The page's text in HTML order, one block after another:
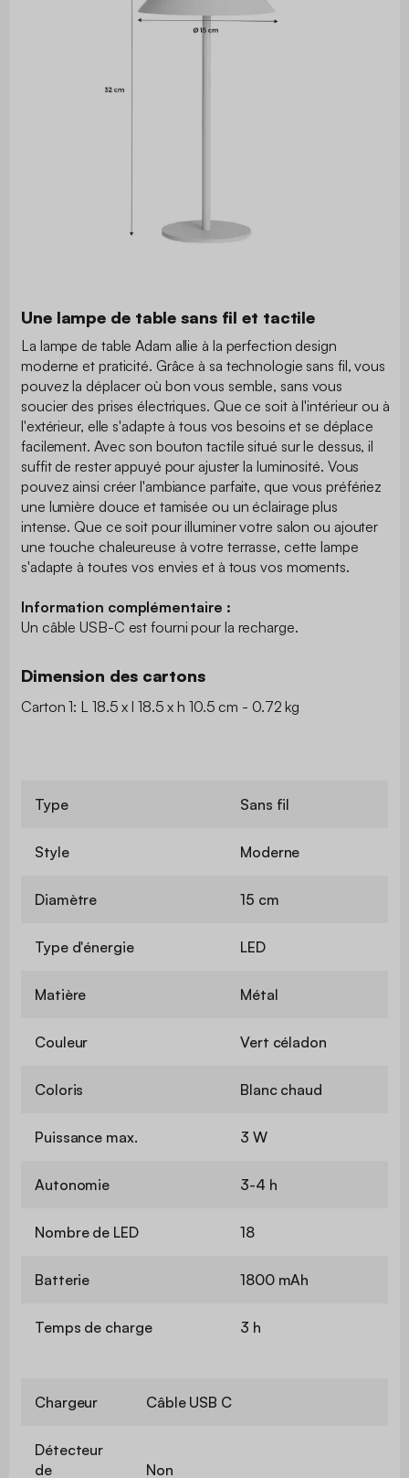
Une lampe de table sans fil et tactile
La lampe de table Adam allie à la perfection design
moderne et praticité. Grâce à sa technologie sans fil, vous
pouvez la déplacer où bon vous semble, sans vous
soucier des prises électriques. Que ce soit à l'intérieur ou à
l'extérieur, elle s'adapte à tous vos besoins et se déplace
facilement. Avec son bouton tactile situé sur le dessus, il
suffit de rester appuyé pour ajuster la luminosité. Vous
pouvez ainsi créer l'ambiance parfaite, que vous préfériez
une lumière douce et tamisée ou un éclairage plus
intense. Que ce soit pour illuminer votre salon ou ajouter
une touche chaleureuse à votre terrasse, cette lampe
s'adapte à toutes vos envies et à tous vos moments.
Information complémentaire :
Un câble USB-C est fourni pour la recharge.
Dimension des cartons
Carton 1: L 18.5 x l 18.5 x h 10.5 cm - 0.72 kg
Type Sans fil
Style Moderne
Diamètre 15 cm
Type d'énergie LED
Matière Métal
Couleur Vert céladon
Coloris Blanc chaud
Puissance max. 3 W
Autonomie 3-4 h
Nombre de LED 18
Batterie 1800 mAh
Temps de charge 3 h
Chargeur Câble USB C
Détecteur
de
Non